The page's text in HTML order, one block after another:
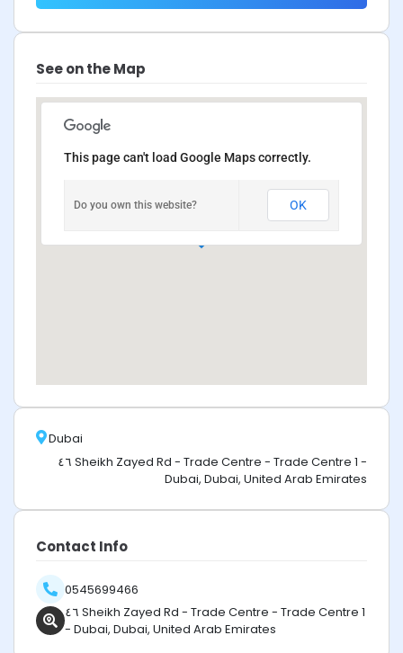
See on the Map
This page can't load Google Maps correctly.
Do you own this website? OK
Dubai
٤٦ Sheikh Zayed Rd - Trade Centre - Trade Centre 1 -
Dubai, Dubai, United Arab Emirates
Contact Info
0545699466
٤٦ Sheikh Zayed Rd - Trade Centre - Trade Centre 1
- Dubai, Dubai, United Arab Emirates